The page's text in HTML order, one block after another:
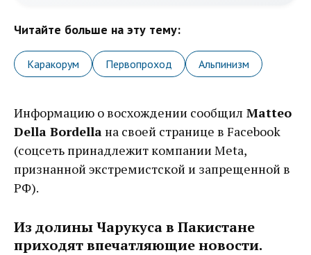
Читайте больше на эту тему:
Каракорум Первопроход Альпинизм
Информацию о восхождении сообщил Matteo
Della Bordellaна своей странице в Facebook
(соцсеть принадлежит компании Meta,
признанной экстремистской и запрещенной в
РФ).
Из долины Чарукуса в Пакистане
приходят впечатляющие новости.